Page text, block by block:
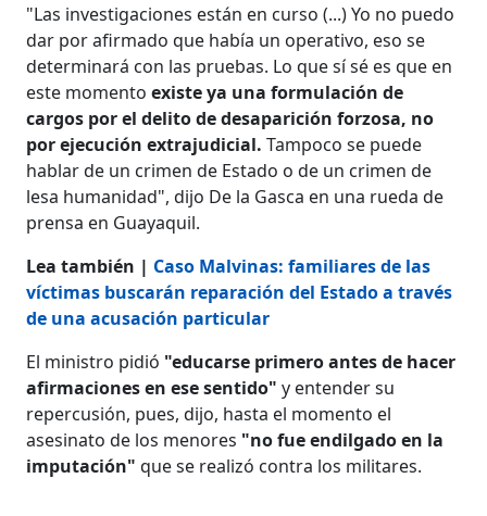
"Las investigaciones están en curso (...) Yo no puedo
dar por afirmado que había un operativo, eso se
determinará con las pruebas. Lo que sí sé es que en
este momentoexiste ya una formulación de
cargos por el delito de desaparición forzosa, no
por ejecución extrajudicial. Tampoco se puede
hablar de un crimen de Estado o de un crimen de
lesa humanidad", dijo De la Gasca en una rueda de
prensa en Guayaquil.
Lea también | Caso Malvinas: familiares de las
víctimas buscarán reparación del Estado a través
de una acusación particular
El ministro pidió "educarse primero antes de hacer
afirmaciones en ese sentido" y entender su
repercusión, pues, dijo, hasta el momento el
asesinato de los menores "no fue endilgado en la
imputación"que se realizó contra los militares.